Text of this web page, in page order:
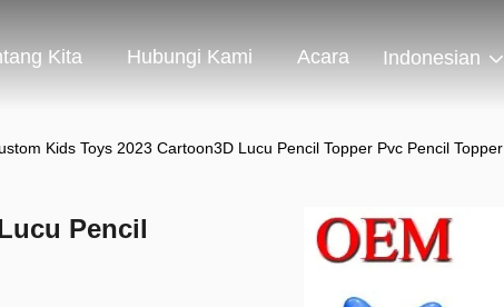
Kita Hubungi Kami Acara Indonesian
Kids Toys 2023 Cartoon3D Lucu Pencil Topper Pvc Pencil Topper
Pencil